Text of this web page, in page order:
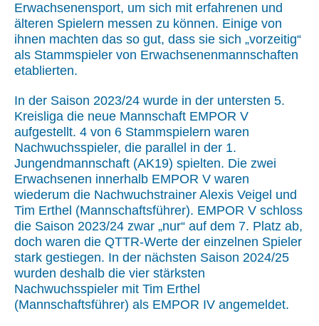
Erwachsenensport, um sich mit erfahrenen und
älteren Spielern messen zu können. Einige von
ihnen machten das so gut, dass sie sich „vorzeitig“
als Stammspieler von Erwachsenenmannschaften
etablierten.
In der Saison 2023/24 wurde in der untersten 5.
Kreisliga die neue Mannschaft EMPOR V
aufgestellt. 4 von 6 Stammspielern waren
Nachwuchsspieler, die parallel in der 1.
Jungendmannschaft (AK19) spielten. Die zwei
Erwachsenen innerhalb EMPOR V waren
wiederum die Nachwuchstrainer Alexis Veigel und
Tim Erthel (Mannschaftsführer). EMPOR V schloss
die Saison 2023/24 zwar „nur“ auf dem 7. Platz ab,
doch waren die QTTR-Werte der einzelnen Spieler
stark gestiegen. In der nächsten Saison 2024/25
wurden deshalb die vier stärksten
Nachwuchsspieler mit Tim Erthel
(Mannschaftsführer) als EMPOR IV angemeldet.